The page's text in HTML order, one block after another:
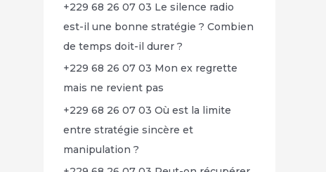
+229 68 26 07 03 Le silence radio
est-il une bonne stratégie ? Combien
de temps doit-il durer ?
+229 68 26 07 03 Mon ex regrette
mais ne revient pas
+229 68 26 07 03 Où est la limite
entre stratégie sincère et
manipulation ?